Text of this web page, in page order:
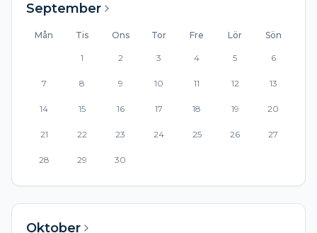
September
Mån Tis Ons Tor Fre Lör Sön
1 2 3 4 5 6
7 8 9 10 11 12 13
14 15 16 17 18 19 20
21 22 23 24 25 26 27
28 29 30
Oktober